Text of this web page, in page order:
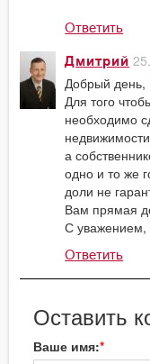
Ответить
Дмитрий
Добрый день,
Для того
необходимо
а
одно и то же
доли не
Вам прямая
С уважением,
Ответить
Оставить
Ваше имя: